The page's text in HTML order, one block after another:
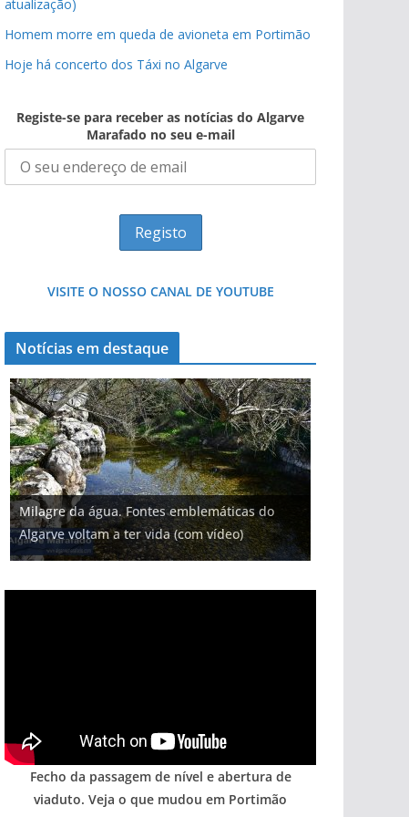
atualização)
Homem morre em queda de avioneta em Portimão
Hoje há concerto dos Táxi no Algarve
Registe-se para receber as notícias do Algarve
Marafado no seu e-mail
VISITE O NOSSO CANAL DE YOUTUBE
Notícias em destaque
Milagre da água. Fontes emblemáticas do
Algarve voltam a ter vida (com vídeo)
Fecho da passagem de nível e abertura de
viaduto. Veja o que mudou em Portimão